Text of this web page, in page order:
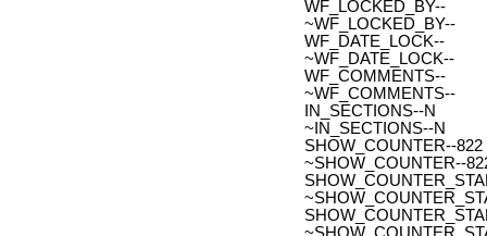
WF_LOCKED_BY--
~WF_LOCKED_BY--
WF_DATE_LOCK--
~WF_DATE_LOCK--
WF_COMMENTS--
~WF_COMMENTS--
IN_SECTIONS--N
~IN_SECTIONS--N
SHOW_COUNTER--822
~SHOW_COUNTER--